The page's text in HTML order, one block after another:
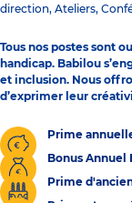
direction, Ateliers,
Tous nos postes sont
handicap. Babilou
et inclusion. Nous
d’exprimer leur
Prime
Bonus Annuel
Prime